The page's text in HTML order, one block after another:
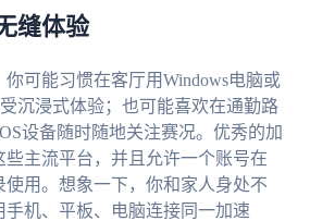
缝体验
可能习惯在客厅用Windows电脑或
沉浸式体验；也可能喜欢在通勤路
设备随时随地关注赛况。优秀的加
主流平台，并且允许一个账号在
使用。想象一下，你和家人身处不
手机、平板、电脑连接同一加速